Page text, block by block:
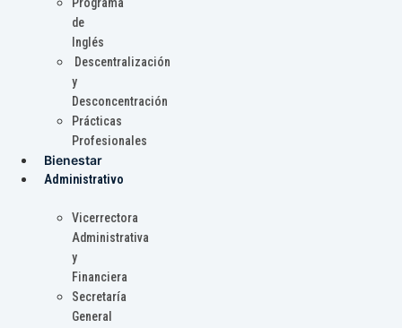
Programa
de
Inglés
Descentralización
y
Desconcentración
Prácticas
Profesionales
Bienestar
Administrativo
Vicerrectora
Administrativa
y
Financiera
Secretaría
General